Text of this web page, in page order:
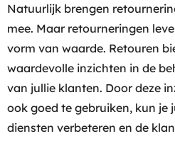
Natuurlijk brengen
mee. Maar retourneringen
vorm van waarde. Retouren
waardevolle inzichten in de
van jullie klanten. Door deze
ook goed te gebruiken, kun je
diensten verbeteren en de